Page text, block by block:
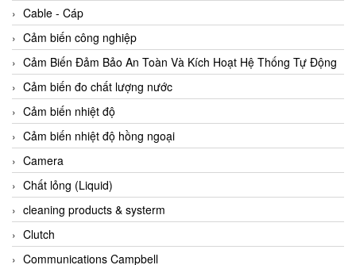
Aii Vietnam
AIKOH
AINUO Vietnam
AIR MAJOR
Aira Euro Automation
Airtac Vietnam
Airtec Vietnam
AI-Tek Vietnam
Akerstroms Viet Nam
AKO Armaturen & Separationstechnik
AKO Armaturen & Separationstechnik Vietnam
Cable - Cáp
Cảm biến công nghiệp
Cảm Biến Đảm Bảo An Toàn Và Kích Hoạt Hệ Thống Tự Động
Cảm biến đo chất lượng nước
Cảm biến nhiệt độ
Cảm biến nhiệt độ hồng ngoại
Camera
Chất lỏng (Liquid)
cleaning products & systerm
Clutch
Communications Campbell